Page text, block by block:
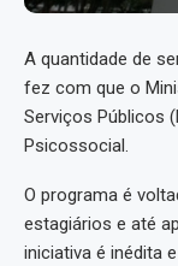
A quantidade de
fez com que o
Serviços Públicos
Psicossocial.
O programa é
estagiários e até
iniciativa é inédita